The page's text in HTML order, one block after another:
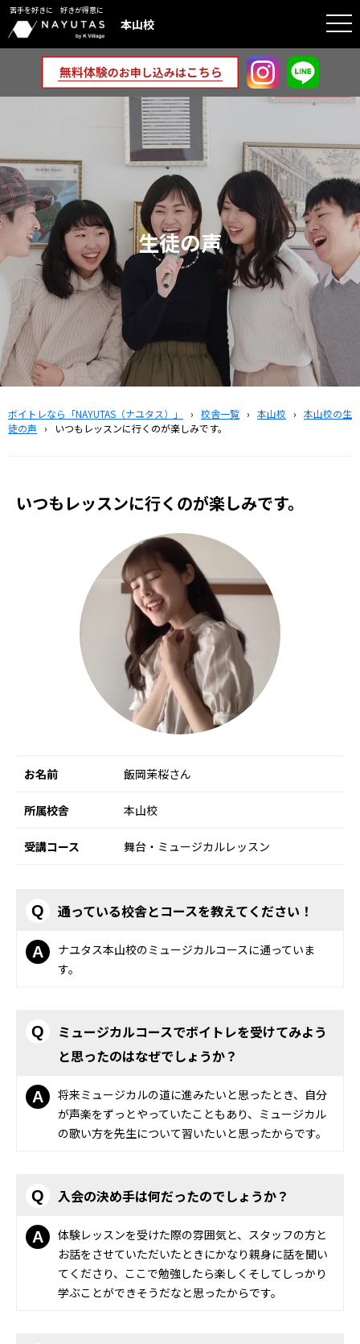
苦手を好きに 好きが得意に
本山校
生徒の声
ボイトレなら「NAYUTAS（ナユタス）」 › 校舎一覧 › 本山校 › 本山校の生
徒の声 › いつもレッスンに行くのが楽しみです。
いつもレッスンに行くのが楽しみです。
お名前 飯岡茉桜さん
所属校舎 本山校
受講コース 舞台・ミュージカルレッスン
Q 通っている校舎とコースを教えてください！
A
ナユタス本山校のミュージカルコースに通っていま
す。
Q
ミュージカルコースでボイトレを受けてみよう
と思ったのはなぜでしょうか？
A
将来ミュージカルの道に進みたいと思ったとき、自分
が声楽をずっとやっていたこともあり、ミュージカル
の歌い方を先生について習いたいと思ったからです。
Q 入会の決め手は何だったのでしょうか？
A
体験レッスンを受けた際の雰囲気と、スタッフの方と
お話をさせていただいたときにかなり親身に話を聞い
てくださり、ここで勉強したら楽しくそしてしっかり
学ぶことができそうだなと思ったからです。